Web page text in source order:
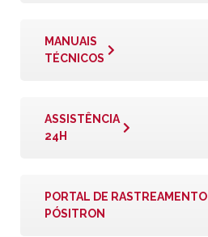
MANUAIS
TÉCNICOS
ASSISTÊNCIA
24H
PORTAL DE RASTREAMENTO
PÓSITRON